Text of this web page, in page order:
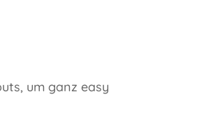
um ganz easy